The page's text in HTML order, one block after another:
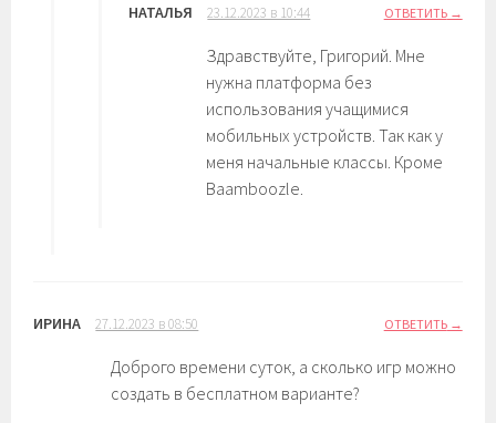
НАТАЛЬЯ 23.12.2023 в 10:44 ОТВЕТИТЬ
Здравствуйте, Григорий. Мне
нужна платформа без
использования учащимися
мобильных устройств. Так как у
меня начальные классы. Кроме
Baamboozle.
ИРИНА 27.12.2023 в 08:50 ОТВЕТИТЬ
Доброго времени суток, а сколько игр можно
создать в бесплатном варианте?